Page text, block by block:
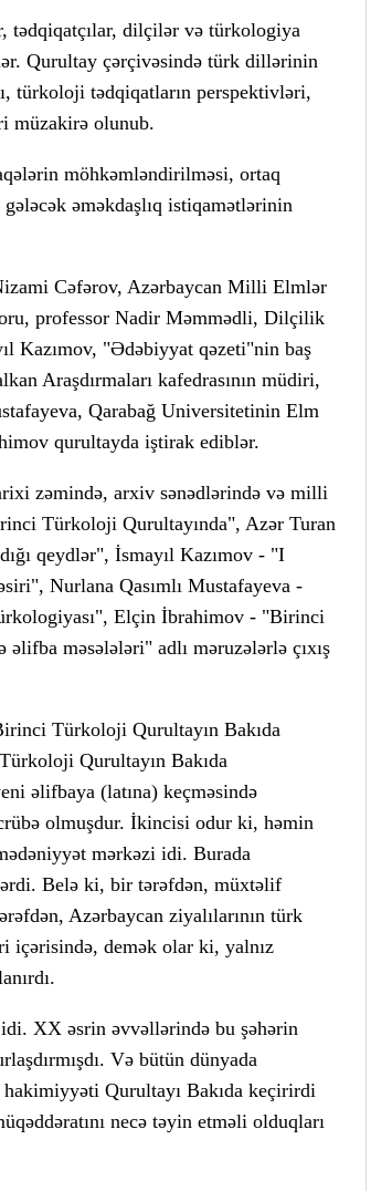
tədqiqatçılar, dilçilər və türkologiya
Qurultay çərçivəsində türk dillərinin
türkoloji tədqiqatların perspektivləri,
müzakirə olunub.
möhkəmləndirilməsi, ortaq
əməkdaşlıq istiqamətlərinin
Cəfərov, Azərbaycan Milli Elmlər
professor Nadir Məmmədli, Dilçilik
Kazımov, "Ədəbiyyat qəzeti"nin baş
Araşdırmaları kafedrasının müdiri,
Qarabağ Universitetinin Elm
qurultayda iştirak ediblər.
zəmində, arxiv sənədlərində və milli
Türkoloji Qurultayında", Azər Turan
qeydlər", İsmayıl Kazımov - "I
Nurlana Qasımlı Mustafayeva -
Elçin İbrahimov - "Birinci
məsələləri" adlı məruzələrlə çıxış
Türkoloji Qurultayın Bakıda
Qurultayın Bakıda
əlifbaya (latına) keçməsində
olmuşdur. İkincisi odur ki, həmin
mərkəzi idi. Burada
Belə ki, bir tərəfdən, müxtəlif
Azərbaycan ziyalılarının türk
içərisində, demək olar ki, yalnız
XX əsrin əvvəllərində bu şəhərin
Və bütün dünyada
hakimiyyəti Qurultayı Bakıda keçirirdi
necə təyin etməli olduqları